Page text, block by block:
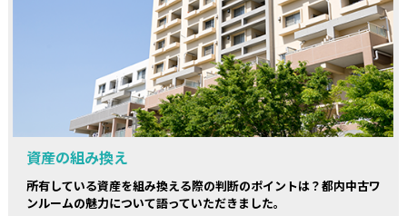
資産の組み換え
所有している資産を組み換える際の判断のポイントは？都内中古ワ
ンルームの魅力について語っていただきました。